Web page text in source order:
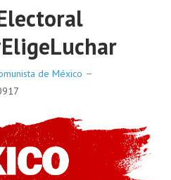
de México